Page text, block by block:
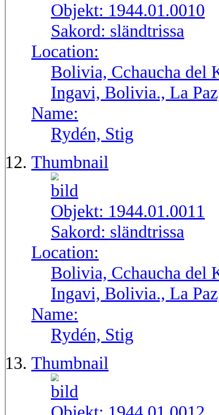
Objekt: 1944.01.0010
Sakord: sländtrissa
Location:
Bolivia, Cchaucha del
Ingavi, Bolivia., La
Name:
Rydén, Stig
Thumbnail
Objekt: 1944.01.0011
Sakord: sländtrissa
Location:
Bolivia, Cchaucha del
Ingavi, Bolivia., La
Name:
Rydén, Stig
Thumbnail